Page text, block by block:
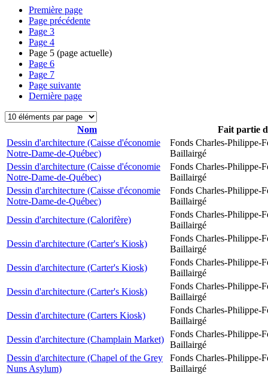
Première page
Page précédente
Page 3
Page 4
Page 5 (page actuelle)
Page 6
Page 7
Page suivante
Dernière page
Nom
Fait partie
Dessin d'architecture (Caisse d'économie
Notre-Dame-de-Québec)
Fonds Charles-Philippe-
Baillairgé
Dessin d'architecture (Caisse d'économie
Notre-Dame-de-Québec)
Fonds Charles-Philippe-
Baillairgé
Dessin d'architecture (Caisse d'économie
Notre-Dame-de-Québec)
Fonds Charles-Philippe-
Baillairgé
Dessin d'architecture (Calorifère)
Fonds Charles-Philippe-
Baillairgé
Dessin d'architecture (Carter's Kiosk)
Fonds Charles-Philippe-
Baillairgé
Dessin d'architecture (Carter's Kiosk)
Fonds Charles-Philippe-
Baillairgé
Dessin d'architecture (Carter's Kiosk)
Fonds Charles-Philippe-
Baillairgé
Dessin d'architecture (Carters Kiosk)
Fonds Charles-Philippe-
Baillairgé
Dessin d'architecture (Champlain Market)
Fonds Charles-Philippe-
Baillairgé
Dessin d'architecture (Chapel of the Grey
Nuns Asylum)
Fonds Charles-Philippe-
Baillairgé